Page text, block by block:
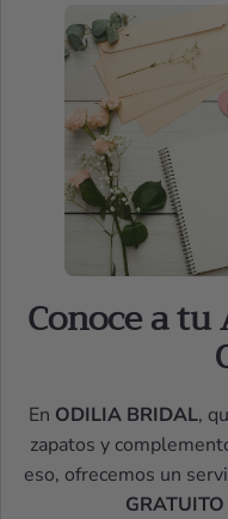
Conoce a tu
En ODILIA BRIDAL,
zapatos y
eso, ofrecemos un
GRATUITO